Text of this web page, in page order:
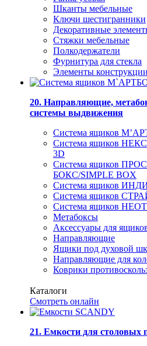
Шканты мебельные
Ключи шестигранники
Декоративные
Стяжки мебельные
Полкодержатели
Фурнитура для стекла
Элементы
20. Направляющие,
системы выдвижения
Система ящиков
Система ящиков
3D
Система ящиков
БОКС/SIMPLE BOX
Система ящиков
Система ящиков
Система ящиков
Метабоксы
Аксессуары для
Направляющие
Ящики под духовой
Направляющие для
Коврики
Каталоги
Смотреть онлайн
21. Емкости для столовых